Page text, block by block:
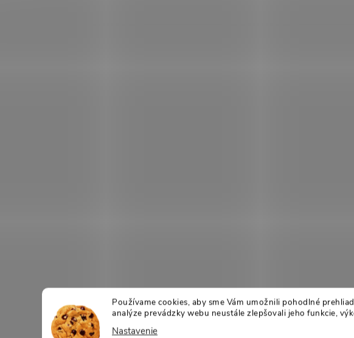
Používame cookies, aby sme Vám umožnili pohodlné
analýze prevádzky webu neustále zlepšovali jeho funkcie,
Nastavenie